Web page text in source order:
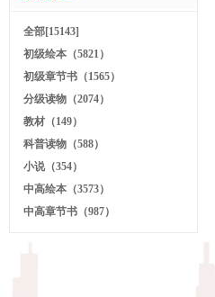
全部[15143]
初级绘本（5821）
初级章节书（1565）
分级读物（2074）
教材（149）
科普读物（588）
小说（354）
中高绘本（3573）
中高章节书（987）